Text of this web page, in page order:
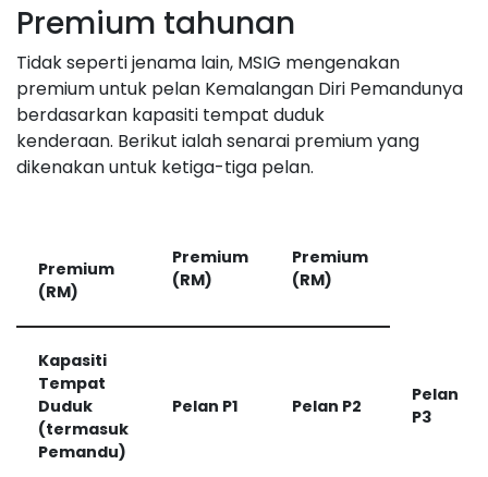
Premium tahunan
Tidak seperti jenama lain, MSIG mengenakan
premium untuk pelan Kemalangan Diri Pemandunya
berdasarkan kapasiti tempat duduk
kenderaan. Berikut ialah senarai premium yang
dikenakan untuk ketiga-tiga pelan.
Premium
(RM)
Premium
(RM)
Premium
(RM)
Kapasiti
Tempat
Duduk
(termasuk
Pemandu)
Pelan P1 Pelan P2
Pelan
P3